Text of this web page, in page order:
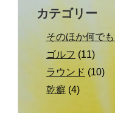
カテゴリー
そのほか何で
ゴルフ (11)
ラウンド (10)
乾癬 (4)